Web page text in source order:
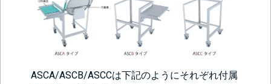
ASCA/ASCB/ASCCは下記のようにそれぞれ付属